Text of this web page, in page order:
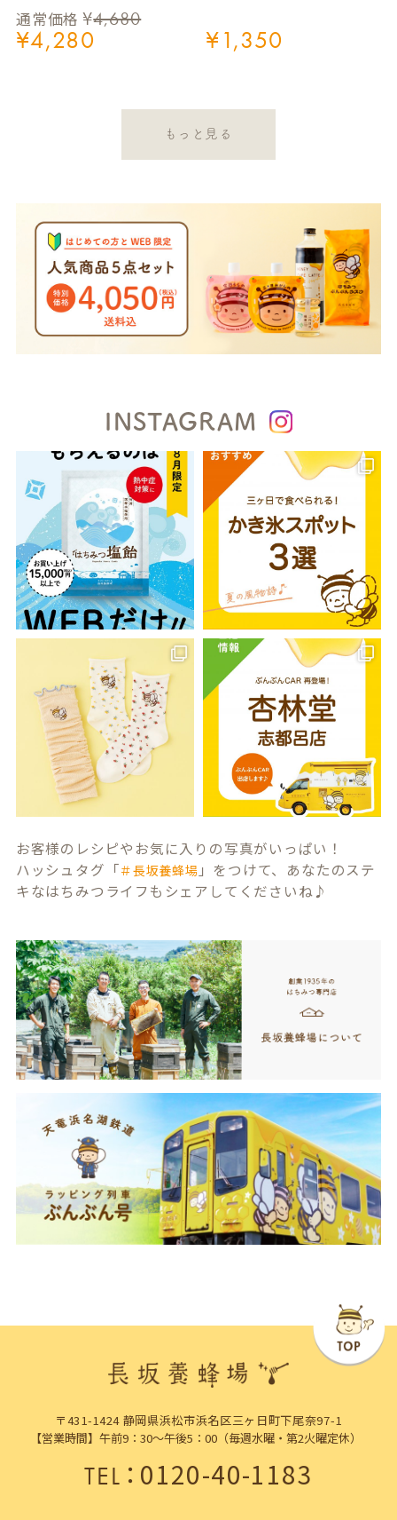
通常価格 ¥4,680
¥4,280 ¥1,350
もっと見る
INSTAGRAM
お客様のレシピやお気に入りの写真がいっぱい！
ハッシュタグ「＃長坂養蜂場 」をつけて、あなたのステ
キなはちみつライフもシェアしてくださいね♪
〒431-1424 静岡県浜松市浜名区三ヶ日町下尾奈97-1
【営業時間】午前9：30～午後5：00（毎週水曜・第2火曜定休）
TEL：0120-40-1183